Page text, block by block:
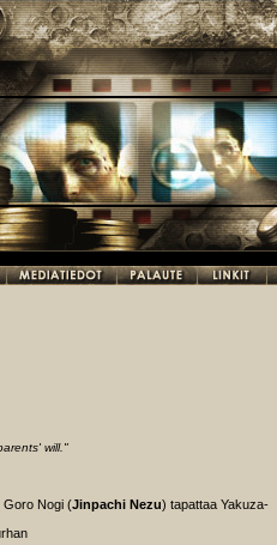
will."
Goro Nogi (Jinpachi Nezu) tapattaa Yakuza-